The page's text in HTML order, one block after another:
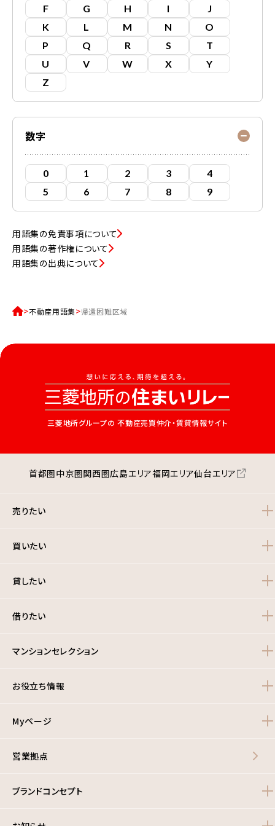
F G H I
J
K
L M N
O
P
Q R S
T
U
V W X
Y
Z
数字
0 1 2 3
4
5
6 7 8 9
用語集の免責事項について
用語集の著作権について
用語集の出典について
不動産用語集 帰還困難区域
三菱地所グループの 不動産売買仲介・賃貸情報サイト
首都圏中京圏関西圏広島エリア福岡エリア仙台エリア
売りたい
買いたい
貸したい
借りたい
マンションセレクション
お役立ち情報
Myページ
営業拠点
ブランドコンセプト